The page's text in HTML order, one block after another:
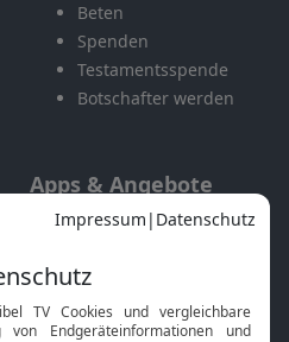
Beten
Spenden
Testamentsspende
Botschafter werden
Apps & Angebote
Mobile App
Smart TV